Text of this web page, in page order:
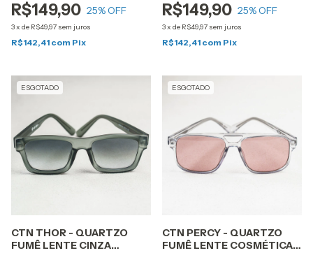
R$149,90 25% OFF
3x de R$49,97 sem juros
R$142,41 com Pix
R$149,90 25% OFF
3x de R$49,97 sem juros
R$142,41 com Pix
ESGOTADO
CTN THOR - QUARTZO
FUMÊ LENTE CINZA
ESGOTADO
CTN PERCY - QUARTZO
FUMÊ LENTE COSMÉTICA